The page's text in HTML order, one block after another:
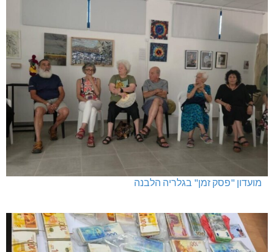
מועדון "פסק זמן" בגלריה הלבנה